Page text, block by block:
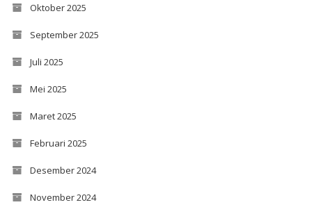
Oktober 2025
September 2025
Juli 2025
Mei 2025
Maret 2025
Februari 2025
Desember 2024
November 2024